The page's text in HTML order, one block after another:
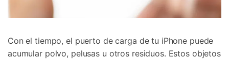
Con el tiempo, el puerto de carga de tu iPhone puede
acumular polvo, pelusas u otros residuos. Estos objetos